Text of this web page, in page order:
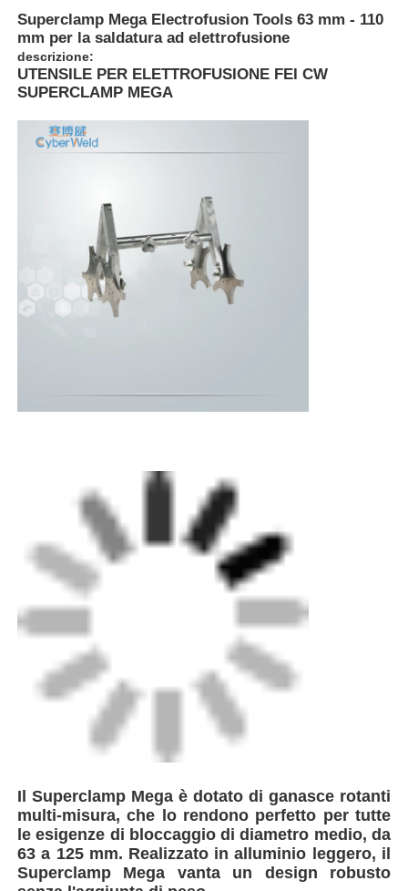
Fatory Tour
Controllo di qualità
Contattaci
Richiedere un preventivo
macchine di saldatura a fusione a poppa
Macchine per saldatura di tubi
Apparecchi di fusione elettrica
Superclamp Mega Electrofusion Tools 63 mm - 110
mm per la saldatura ad elettrofusione
descrizione:
UTENSILE PER ELETTROFUSIONE FEI CW
SUPERCLAMP MEGA
Il Superclamp Mega è dotato di ganasce rotanti
multi-misura, che lo rendono perfetto per tutte
le esigenze di bloccaggio di diametro medio, da
63 a 125 mm. Realizzato in alluminio leggero, il
Superclamp Mega vanta un design robusto
senza l'aggiunta di peso.